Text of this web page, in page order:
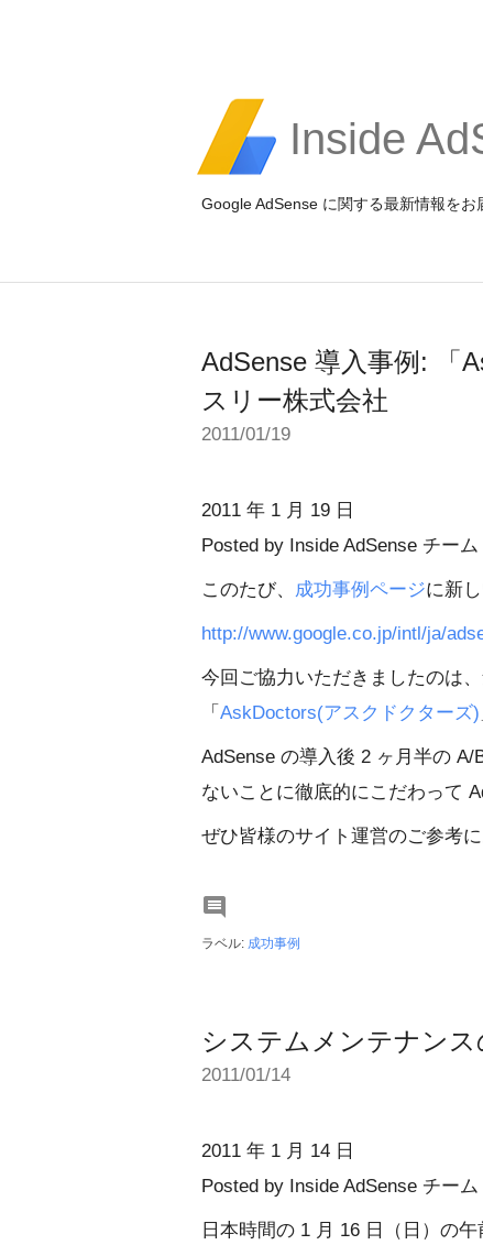
Inside
Google AdSense に関する最新情報をお
AdSense 導入事例: 「
スリー株式会社
2011/01/19
2011 年 1 月 19 日
Posted by Inside AdSense チーム
このたび、 成功事例ページに新
http://www.google.co.jp/intl/ja/
今回ご協力いただきましたのは
「 AskDoctors(アスクドクターズ)
AdSense の導入後 2 ヶ月半の
ないことに徹底的にこだわって
ぜひ皆様のサイト運営のご参考に

ラベル: 成功事例
システムメンテナン
2011/01/14
2011 年 1 月 14 日
Posted by Inside AdSense チーム
日本時間の 1 月 16 日（日）の